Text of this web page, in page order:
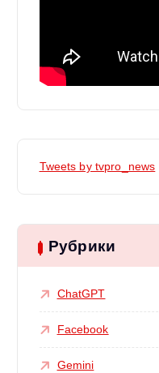
Tweets by tvpro_news
Рубрики
ChatGPT
Facebook
Gemini